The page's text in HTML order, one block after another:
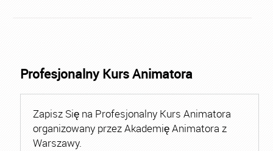
Profesjonalny Kurs Animatora
Zapisz Się na Profesjonalny Kurs Animatora
organizowany przez Akademię Animatora z
Warszawy.